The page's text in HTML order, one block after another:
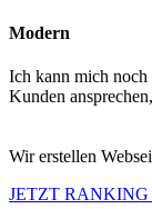
Modern
Ich kann mich noch
Kunden
Wir erstellen
JETZT RANKING